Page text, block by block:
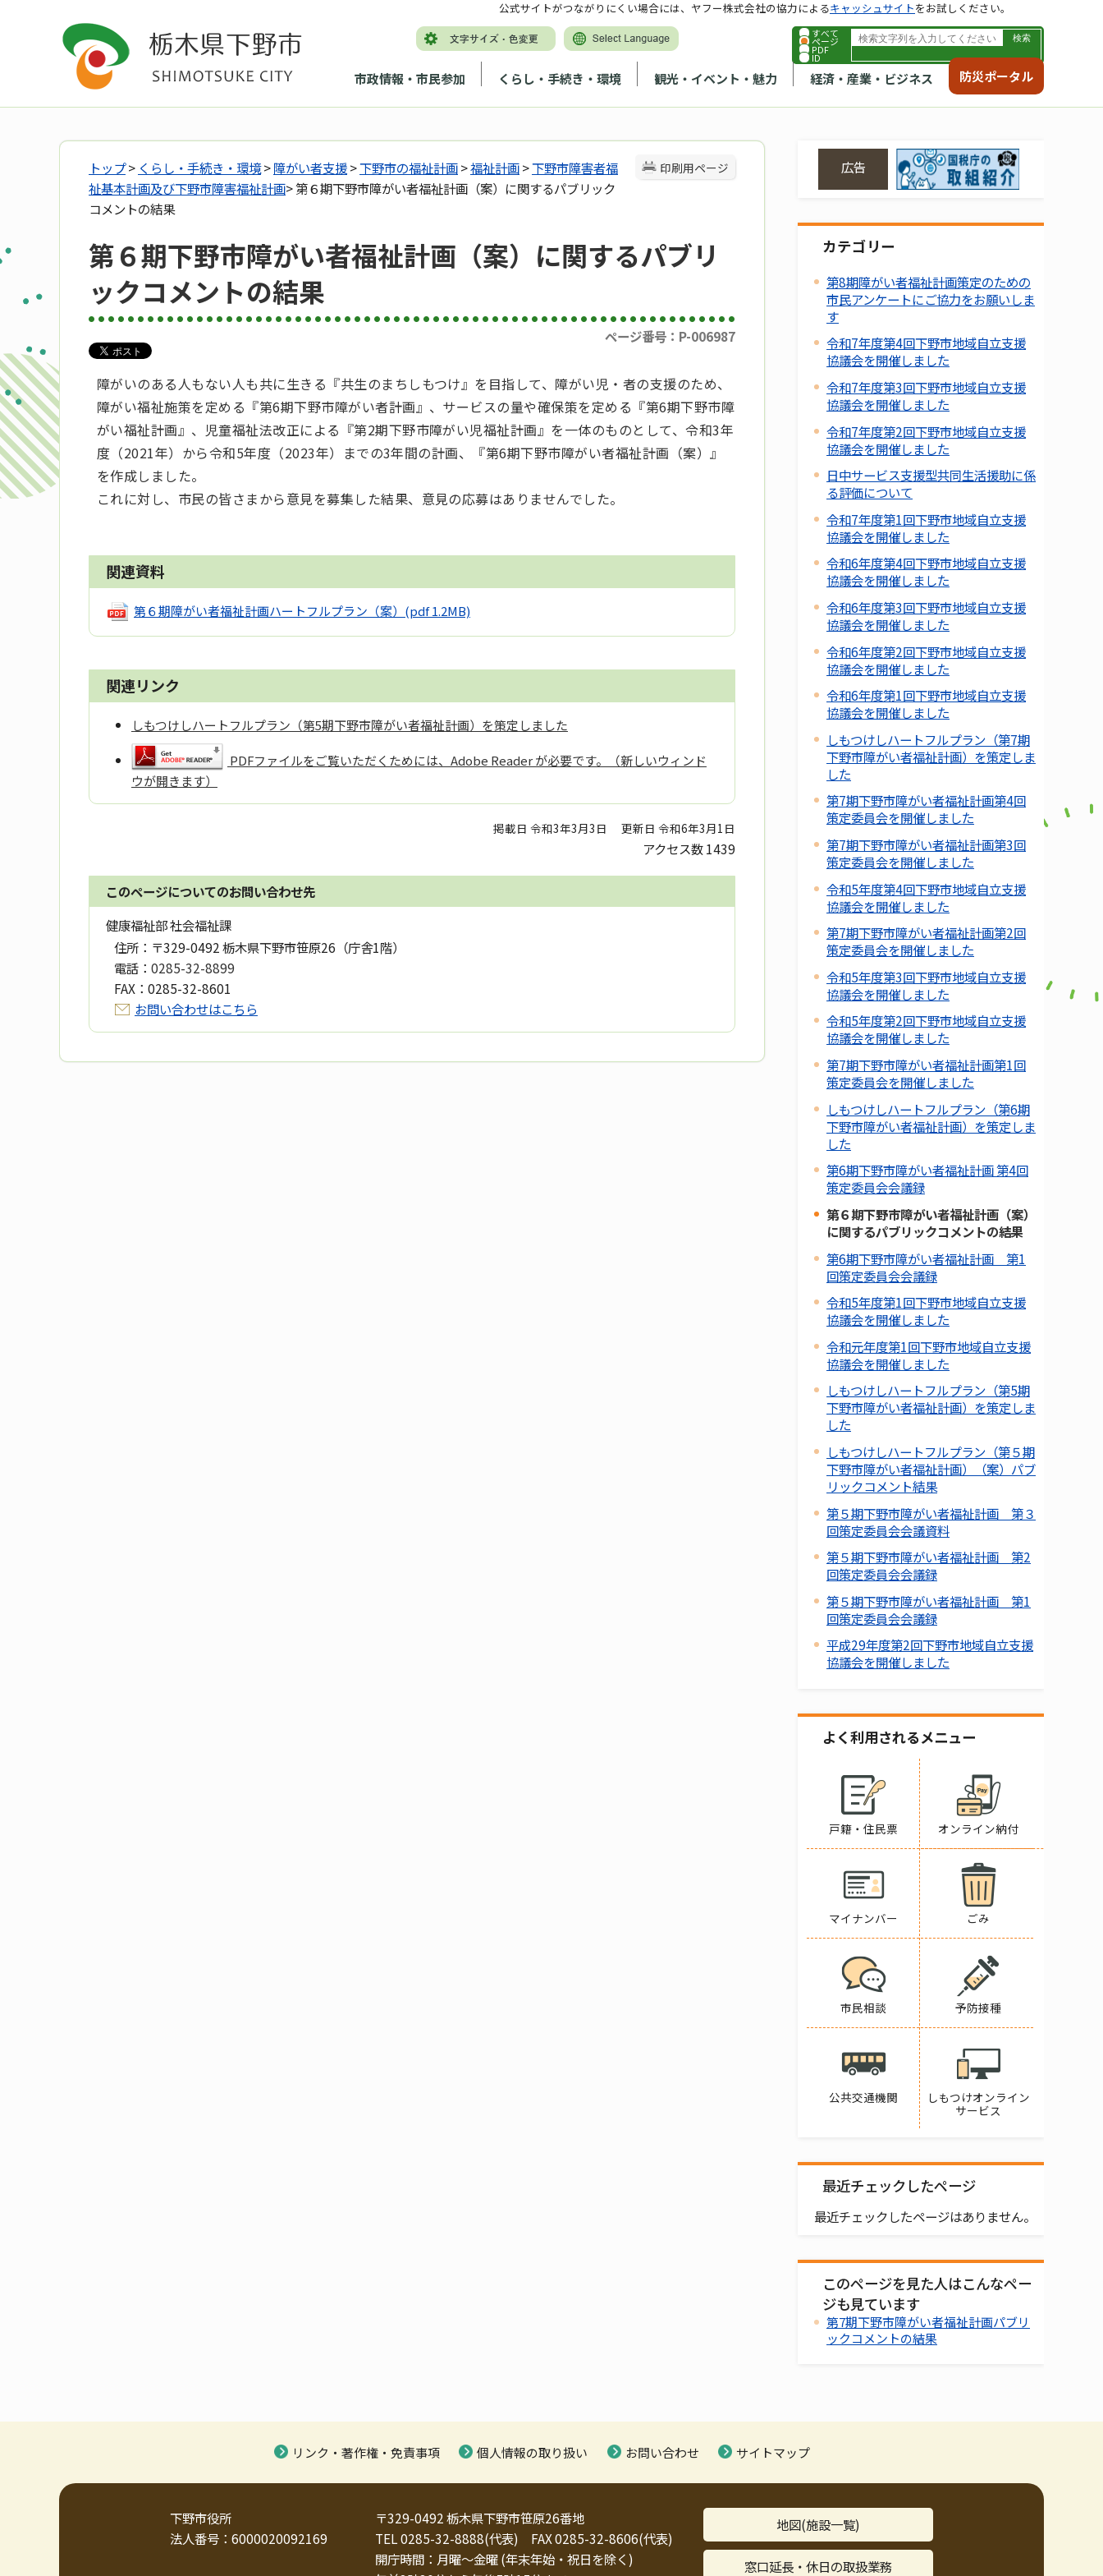
すべて
ページ
PDF
ID
市政情報・市民参加 くらし・手続き・環境 観光・イベント・魅力 経済・産業・ビジネス 防災ポータル
公式サイトがつながりにくい場合には、ヤフー株式会社の協力によるキャッシュサイトをお試しください。
印刷用ページ
トップ> くらし・手続き・環境>障がい者支援>下野市の福祉計画>福祉計画>下野市障害者福
祉基本計画及び下野市障害福祉計画> 第６期下野市障がい者福祉計画（案）に関するパブリック
コメントの結果
第６期下野市障がい者福祉計画（案）に関するパブリ
ックコメントの結果
ページ番号：P-006987
障がいのある人もない人も共に生きる『共生のまちしもつけ』を目指して、障がい児・者の支援のため、
障がい福祉施策を定める『第6期下野市障がい者計画』、サービスの量や確保策を定める『第6期下野市障
がい福祉計画』、児童福祉法改正による『第2期下野市障がい児福祉計画』を一体のものとして、令和3年
度（2021年）から令和5年度（2023年）までの3年間の計画、『第6期下野市障がい者福祉計画（案）』
を作成しました。
これに対し、市民の皆さまから意見を募集した結果、意見の応募はありませんでした。
関連資料
第６期障がい者福祉計画ハートフルプラン（案） (pdf 1.2MB)
関連リンク
しもつけしハートフルプラン（第5期下野市障がい者福祉計画）を策定しました
PDFファイルをご覧いただくためには、Adobe Reader が必要です。（新しいウィンド
ウが開きます）
掲載日 令和3年3月3日 更新日 令和6年3月1日
アクセス数1439
このページについてのお問い合わせ先
健康福祉部 社会福祉課
住所： 〒329-0492 栃木県下野市笹原26（庁舎1階）
電話： 0285-32-8899
FAX： 0285-32-8601
お問い合わせはこちら
広告
カテゴリー
第8期障がい者福祉計画策定のための
市民アンケートにご協力をお願いしま
す
令和7年度第4回下野市地域自立支援
協議会を開催しました
令和7年度第3回下野市地域自立支援
協議会を開催しました
令和7年度第2回下野市地域自立支援
協議会を開催しました
日中サービス支援型共同生活援助に係
る評価について
令和7年度第1回下野市地域自立支援
協議会を開催しました
令和6年度第4回下野市地域自立支援
協議会を開催しました
令和6年度第3回下野市地域自立支援
協議会を開催しました
令和6年度第2回下野市地域自立支援
協議会を開催しました
令和6年度第1回下野市地域自立支援
協議会を開催しました
しもつけしハートフルプラン（第7期
下野市障がい者福祉計画）を策定しま
した
第7期下野市障がい者福祉計画第4回
策定委員会を開催しました
第7期下野市障がい者福祉計画第3回
策定委員会を開催しました
令和5年度第4回下野市地域自立支援
協議会を開催しました
第7期下野市障がい者福祉計画第2回
策定委員会を開催しました
令和5年度第3回下野市地域自立支援
協議会を開催しました
令和5年度第2回下野市地域自立支援
協議会を開催しました
第7期下野市障がい者福祉計画第1回
策定委員会を開催しました
しもつけしハートフルプラン（第6期
下野市障がい者福祉計画）を策定しま
した
第6期下野市障がい者福祉計画 第4回
策定委員会会議録
第６期下野市障がい者福祉計画（案）
に関するパブリックコメントの結果
第6期下野市障がい者福祉計画 第1
回策定委員会会議録
令和5年度第1回下野市地域自立支援
協議会を開催しました
令和元年度第1回下野市地域自立支援
協議会を開催しました
しもつけしハートフルプラン（第5期
下野市障がい者福祉計画）を策定しま
した
しもつけしハートフルプラン（第５期
下野市障がい者福祉計画）（案）パブ
リックコメント結果
第５期下野市障がい者福祉計画 第３
回策定委員会会議資料
第５期下野市障がい者福祉計画 第2
回策定委員会会議録
第５期下野市障がい者福祉計画 第1
回策定委員会会議録
平成29年度第2回下野市地域自立支援
協議会を開催しました
よく利用されるメニュー
戸籍・住民票 オンライン納付
マイナンバー ごみ
市民相談 予防接種
公共交通機関
しもつけオンライン
サービス
最近チェックしたページ
最近チェックしたページはありません。
このページを見た人はこんなペー
ジも見ています
第7期下野市障がい者福祉計画パブリ
ックコメントの結果
リンク・著作権・免責事項 個人情報の取り扱い お問い合わせ サイトマップ
下野市役所
法人番号：6000020092169
〒329-0492 栃木県下野市笹原26番地
TEL 0285-32-8888(代表) FAX 0285-32-8606(代表)
開庁時間：月曜～金曜 (年末年始・祝日を除く)
地図(施設一覧)
窓口延長・休日の取扱業務